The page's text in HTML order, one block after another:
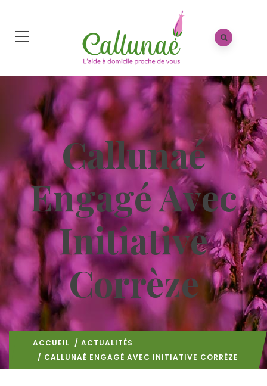
Callunaé
Engagé Avec
Initiative
Corrèze
ACCUEIL / ACTUALITÉS
/ CALLUNAÉ ENGAGÉ AVEC INITIATIVE CORRÈZE